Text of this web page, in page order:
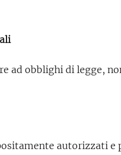
ad obblighi di legge,
autorizzati e